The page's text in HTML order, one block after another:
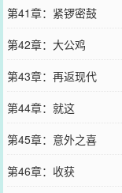
第41章：紧锣密鼓
第42章：大公鸡
第43章：再返现代
第44章：就这
第45章：意外之喜
第46章：收获